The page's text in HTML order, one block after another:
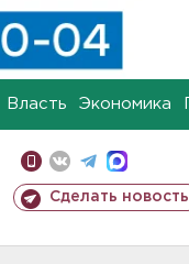
Власть Экономика
Сделать новость